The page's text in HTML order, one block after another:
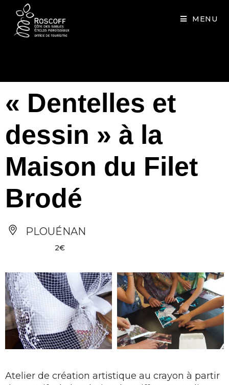
MENU
« Dentelles et
dessin » à la
Maison du Filet
Brodé
PLOUÉNAN
2€
Atelier de création artistique au crayon à partir
Cookies management panel